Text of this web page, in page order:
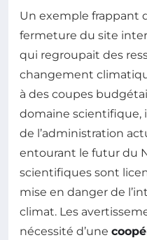
Un exemple frappant
fermeture du site
qui regroupait des
changement
à des coupes
domaine scientifique,
de l’administration
entourant le futur du
scientifiques sont
mise en danger de
climat. Les
nécessité d’une